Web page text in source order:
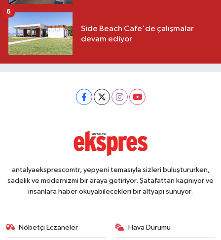
Side Beach Cafe'de çalışmalar
devam ediyor
6
antalyaeksprescomtr, yepyeni temasıyla sizleri buluştururken,
sadelik ve modernizmi bir araya getiriyor. Şatafattan kaçınıyor ve
insanlara haber okuyabilecekleri bir altyapı sunuyor.
Nöbetçi Eczaneler Hava Durumu